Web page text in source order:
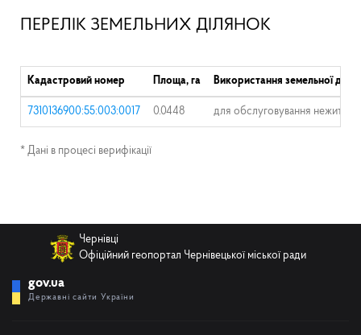
ПЕРЕЛІК ЗЕМЕЛЬНИХ ДІЛЯНОК
Кадастровий номер Площа, га Використання земельної
7310136900:55:003:0017 0.0448 для обслуговування
* Дані в процесі верифікації
Чернівці
Офіційний геопортал Чернівецької міської ради
gov.ua
Державні сайти України